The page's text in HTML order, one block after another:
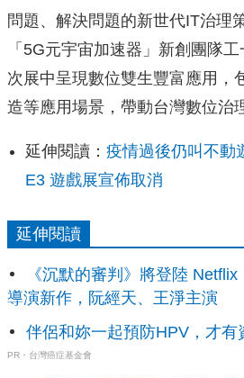
問題、解決問題的新世代IT治理
「5G元宇宙加速器」新創團隊工
次展中呈現數位雙生豐富應用，
造等應用場景，帶動台灣數位治
延伸閱讀： 疫情過後仍叫不動
E3 遊戲展宣佈取消
延伸閱讀
《沉默的審判》將登陸 Netflix
導演新作，阮經天、王淨主演
伴侶和妳一起預防HPV，才有
PR・台灣癌症基金會